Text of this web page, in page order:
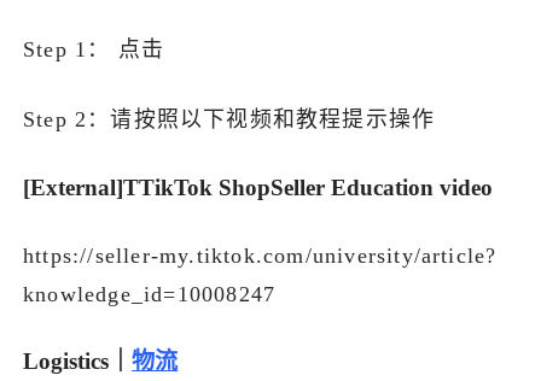
Step 1： 点击
Step 2：请按照以下视频和教程提示操作
[External]TTikTok ShopSeller Education video
https://seller-my.tiktok.com/university/article?
knowledge_id=10008247
Logistics｜物流